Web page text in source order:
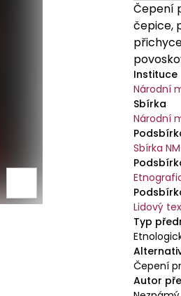
Čepení
čepice,
pokrytí
starší
Instituce
Národní
Sbírka
Národní
Sbírka
Lidový
Typ
Čepení
Autor